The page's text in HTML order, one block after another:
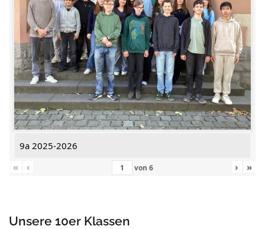
9a 2025-2026
«
‹ von 6 › »
Unsere 10er Klassen